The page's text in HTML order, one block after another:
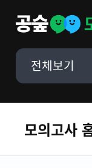
전체보기
모의고사